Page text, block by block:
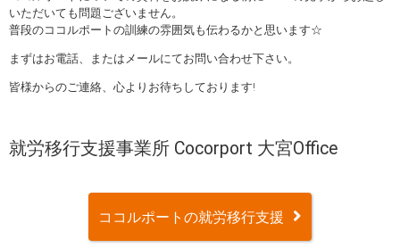
いただいても問題ございません。
普段のココルポートの訓練の雰囲気も伝わるかと思います☆
まずはお電話、またはメールにてお問い合わせ下さい。
皆様からのご連絡、心よりお待ちしております!
就労移行支援事業所 Cocorport 大宮Office
ココルポートの就労移行支援